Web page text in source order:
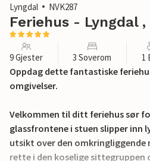
Lyngdal
NVK287
Feriehus - Lyngdal ,
9 Gjester 3 Soverom 1
Oppdag dette fantastiske
omgivelser.
Velkommen til ditt feriehus sør
glassfrontene i stuen slipper inn
utsikt over den
rette i den koselige sittegruppen